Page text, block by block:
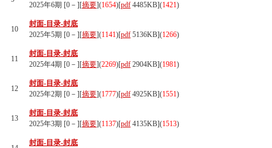
2025年6期 [0－][摘要](1654)[pdf 4485KB](1421)
10
封面-目录-封底
2025年5期 [0－][摘要](1141)[pdf 5136KB](1266)
11
封面-目录-封底
2025年4期 [0－][摘要](2269)[pdf 2904KB](1981)
12
封面-目录-封底
2025年2期 [0－][摘要](1777)[pdf 4925KB](1551)
13
封面-目录-封底
2025年3期 [0－][摘要](1137)[pdf 4135KB](1513)
封面-目录-封底